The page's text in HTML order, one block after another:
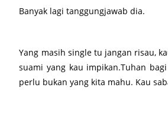
Banyak lagi tanggungjawab dia.
Yang masih single tu jangan risau,
suami yang kau impikan.Tuhan
perlu bukan yang kita mahu. Kau